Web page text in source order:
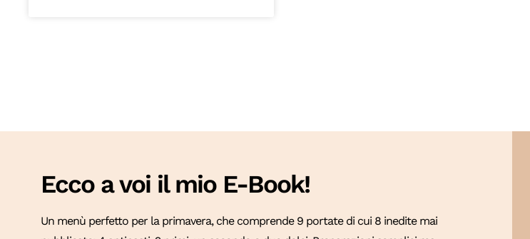
Ecco a voi il mio E-Book!
Un menù perfetto per la primavera, che comprende 9 portate di cui 8 inedite mai